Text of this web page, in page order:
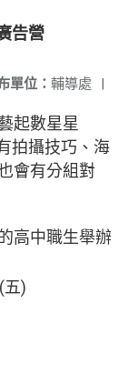
告營
單位： 輔導處 |
起數星星
拍攝技巧、海
會有分組對
高中職生舉辦
)